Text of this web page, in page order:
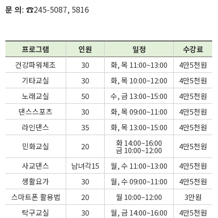
문 의: ☎245-5087, 5816
프로그램 인원 일정
수강료
건강파워체조
30 화, 목 11:00~13:00
4만5천원
기타교실
30 화, 목 10:00~12:00
4만5천원
노래교실
50 수, 금 13:00~15:00
4만5천원
댄스스포츠
30 화, 목 09:00~11:00
4만5천원
라인댄스
35 화, 목 13:00~15:00
4만5천원
민화교실
20 화 14:00~16:00
금 10:00~12:00
4만5천원
사교댄스
남녀각15 월, 수 11:00~13:00
4만5천원
생활요가
30 월, 수 09:00~11:00
4만5천원
스마트폰 활용법
20 월 10:00~12:00
3만원
탁구교실
30 월, 금 14:00~16:00
4만5천원